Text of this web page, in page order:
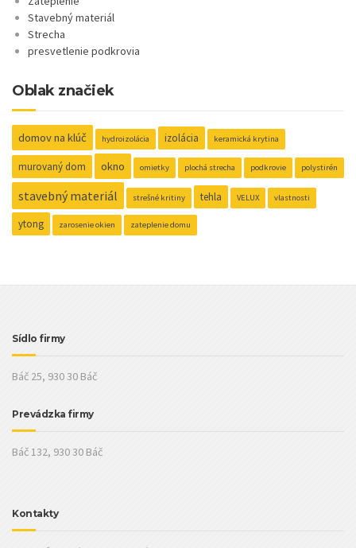
Stavebný materiál
Strecha
presvetlenie podkrovia
Oblak značiek
domov na klúč hydroizolácia izolácia keramická krytina
murovaný dom okno omietky plochá strecha podkrovie polystirén
stavebný materiál strešné kritiny tehla VELUX vlastnosti
ytong zarosenie okien zateplenie domu
Sídlo firmy
Báč 25, 930 30 Báč
Prevádzka firmy
Báč 132, 930 30 Báč
Kontakty